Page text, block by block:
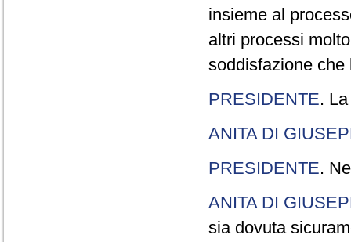
insieme al
altri processi
soddisfazione che
PRESIDENTE.
ANITA DI
PRESIDENTE.
ANITA DI
sia dovuta